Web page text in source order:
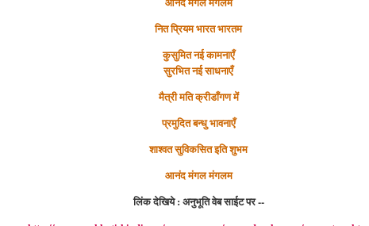
नित प्रियम भारत भारतम
कुसुमितनई कामनाएँ
सुरभितनई साधनाएँ
मैत्री मति क्रीडाँगण में
प्रमुदित बन्धु भावनाएँ
शाश्वत सुविकसित इति शुभम
आनंद मंगल मंगलम
लिंक देखिये : अनुभूति वेब साईट पर --